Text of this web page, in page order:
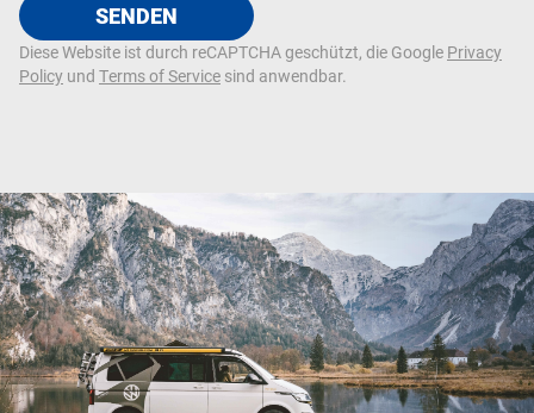
SENDEN
Diese Website ist durch reCAPTCHA geschützt, die Google Privacy
Policy und Terms of Service sind anwendbar.